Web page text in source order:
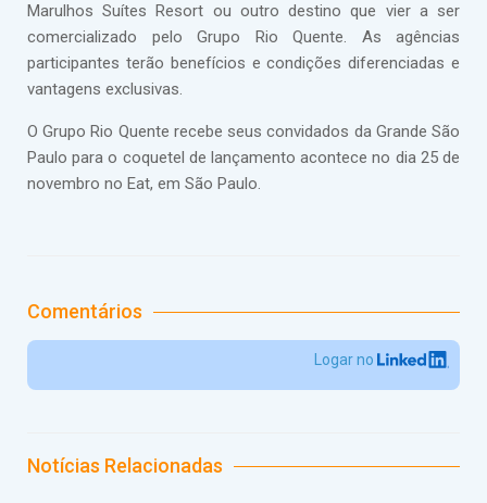
Marulhos Suítes Resort ou outro destino que vier a ser
comercializado pelo Grupo Rio Quente. As agências
participantes terão benefícios e condições diferenciadas e
vantagens exclusivas.
O Grupo Rio Quente recebe seus convidados da Grande São
Paulo para o coquetel de lançamento acontece no dia 25 de
novembro no Eat, em São Paulo.
Comentários
Logar no
Notícias Relacionadas